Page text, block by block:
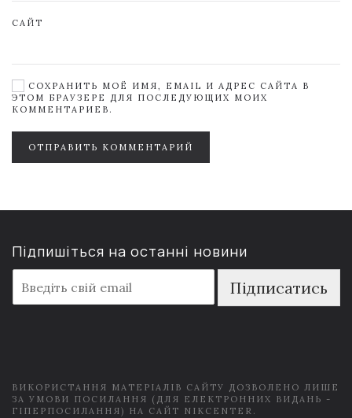
САЙТ
СОХРАНИТЬ МОЁ ИМЯ, EMAIL И АДРЕС САЙТА В
ЭТОМ БРАУЗЕРЕ ДЛЯ ПОСЛЕДУЮЩИХ МОИХ
КОММЕНТАРИЕВ.
ОТПРАВИТЬ КОММЕНТАРИЙ
Підпишіться на останні новини
m
a
Підписатись
ВИКОРИСТАННЯ МАТЕРІАЛІВ САЙТУ ДОЗВОЛЕНО ЛИШЕ
ЗА УМОВИ ПОСИЛАННЯ (ДЛЯ ЕЛЕКТРОННИХ ВИДАНЬ -
ГІПЕРПОСИЛАННЯ) НА САЙТ NIKCENTER.